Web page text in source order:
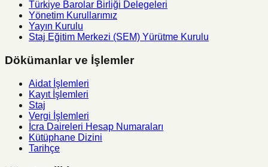
Türkiye Barolar Birliği Delegeleri
Yönetim Kurullarımız
Yayın Kurulu
Staj Eğitim Merkezi (SEM) Yürütme Kurulu
Dökümanlar ve İşlemler
Aidat İşlemleri
Kayıt İşlemleri
Staj
Vergi İşlemleri
İcra Daireleri Hesap Numaraları
Kütüphane Dizini
Tarihçe